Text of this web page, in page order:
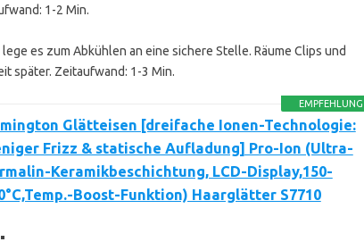
1-2 Min.
es zum Abkühlen an eine sichere Stelle. Räume Clips und
später. Zeitaufwand: 1-3 Min.
EMPFEHLUNG
Glätteisen [dreifache Ionen-Technologie:
Frizz & statische Aufladung] Pro-Ion (Ultra-
Keramikbeschichtung, LCD-Display,150-
Boost-Funktion) Haarglätter S7710